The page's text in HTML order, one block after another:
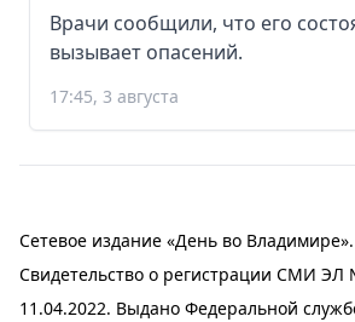
Врачи сообщили, что его
вызывает опасений.
17:45, 3 августа
Сетевое издание «День во Владимире».
Свидетельство о регистрации СМИ ЭЛ
11.04.2022. Выдано Федеральной